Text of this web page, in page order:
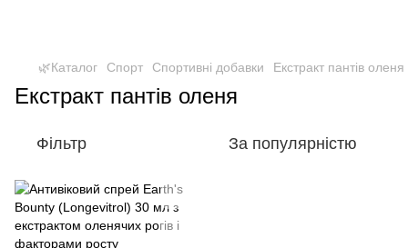
🌿Каталог Спорт Спортивні добавки Екстракт пантів оленя
Екстракт пантів оленя
Фільтр За популярністю